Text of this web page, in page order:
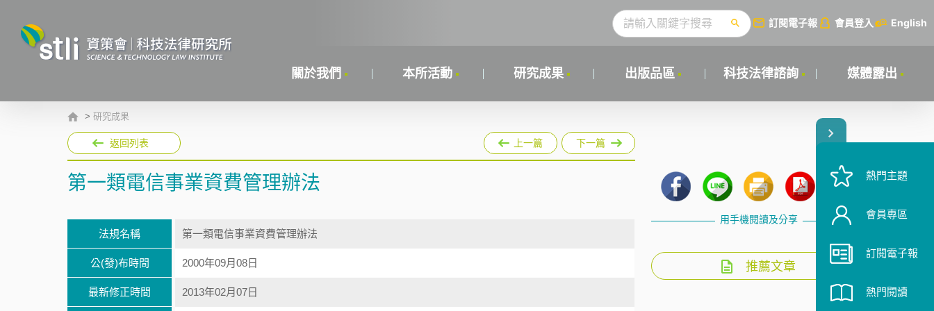
訂閱電子報 會員登入 English
關於我們 本所活動 研究成果 出版品區 科技法律諮詢 媒體露出
> 研究成果
返回列表 上一篇 下一篇
第一類電信事業資費管理辦法
法規名稱 第一類電信事業資費管理辦法
公(發)布時間 2000年09月08日
最新修正時間 2013年02月07日
用手機閱讀及分享
推薦文章
熱門主題
會員專區
訂閱電子報
熱門閱讀